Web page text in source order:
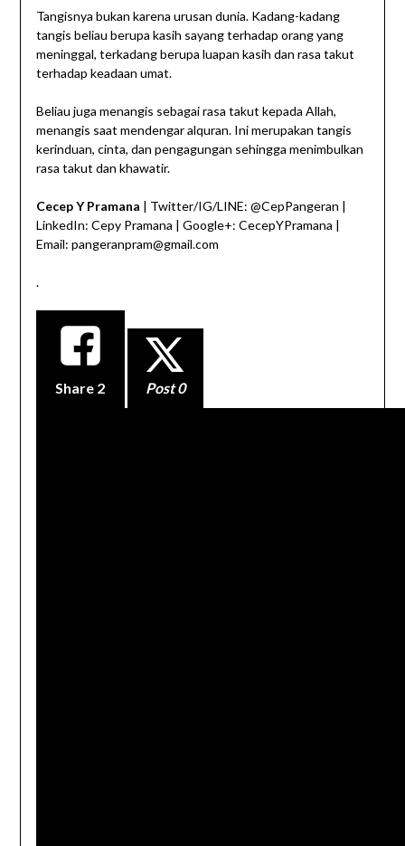
Tangisnya bukan karena urusan dunia. Kadang-kadang
tangis beliau berupa kasih sayang terhadap orang yang
meninggal, terkadang berupa luapan kasih dan rasa takut
terhadap keadaan umat.
Beliau juga menangis sebagai rasa takut kepada Allah,
menangis saat mendengar alquran. Ini merupakan tangis
kerinduan, cinta, dan pengagungan sehingga menimbulkan
rasa takut dan khawatir.
Cecep Y Pramana | Twitter/IG/LINE: @CepPangeran |
LinkedIn: Cepy Pramana | Google+: CecepYPramana |
Email: pangeranpram@gmail.com
.
Share 2 Post 0